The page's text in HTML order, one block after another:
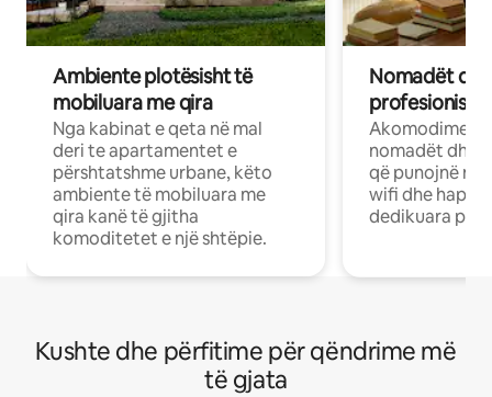
Ambiente plotësisht të
mobiluara me qira
Nga kabinat e qeta në mal
deri te apartamentet e
përshtatshme urbane, këto
ambiente të mobiluara me
qira kanë të gjitha
komoditetet e një shtëpie.
Nomadët
Akomodime
nomadët dhe
që punojnë në
wifi dhe
dedikuara
Kushte dhe përfitime për qëndrime më
të gjata